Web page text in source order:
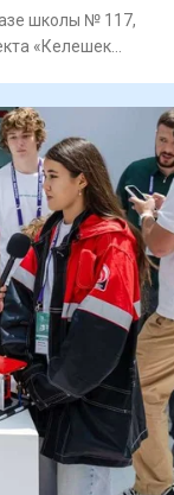
школы № 117,
«Келешек